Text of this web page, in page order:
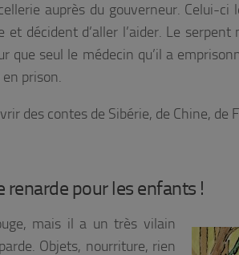
auprès du gouverneur. Celui-
décident d’aller l’aider. Le
que seul le médecin qu’il a
prison.
des contes de Sibérie, de Chine, de
renarde pour les enfants !
mais il a un très vilain
Objets, nourriture, rien